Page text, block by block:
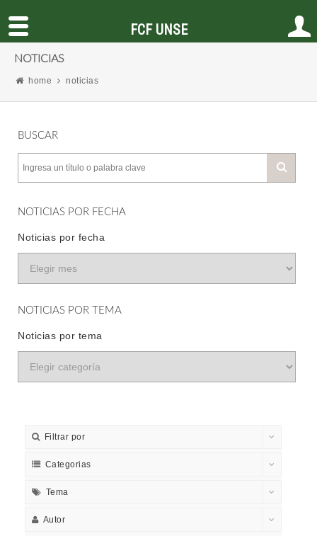
NOTICIAS
home noticias
BUSCAR
NOTICIAS POR FECHA
Noticias por fecha
NOTICIAS POR TEMA
Noticias por tema
Filtrar por
Categorias
Tema
Autor
FCF UNSE